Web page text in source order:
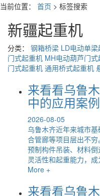
当前位置： 首页 > 标签搜索
新疆起重机
分类： 钢箱桥梁 LD电动单
门式起重机 MH电动葫芦门
门式起重机 通用桥式起重机
来看看乌鲁
中的应用案
2026-08-05
乌鲁木齐近年来城市
合管廊等项目层出不
预制构件吊装、材料
灵活性和起重能力，
More +
来看看乌鲁